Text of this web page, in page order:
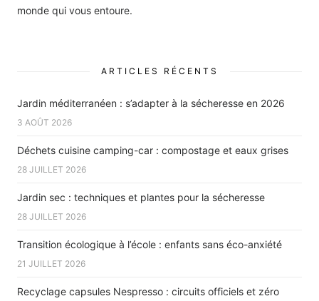
monde qui vous entoure.
ARTICLES RÉCENTS
Jardin méditerranéen : s’adapter à la sécheresse en 2026
3 AOÛT 2026
Déchets cuisine camping-car : compostage et eaux grises
28 JUILLET 2026
Jardin sec : techniques et plantes pour la sécheresse
28 JUILLET 2026
Transition écologique à l’école : enfants sans éco-anxiété
21 JUILLET 2026
Recyclage capsules Nespresso : circuits officiels et zéro